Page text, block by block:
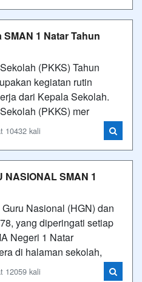
1 Natar Tahun
(PKKS) Tahun
kegiatan rutin
dari Kepala Sekolah.
(PKKS) mer
10432 kali
NASIONAL SMAN 1
Nasional (HGN) dan
yang diperingati setiap
Negeri 1 Natar
di halaman sekolah,
12059 kali